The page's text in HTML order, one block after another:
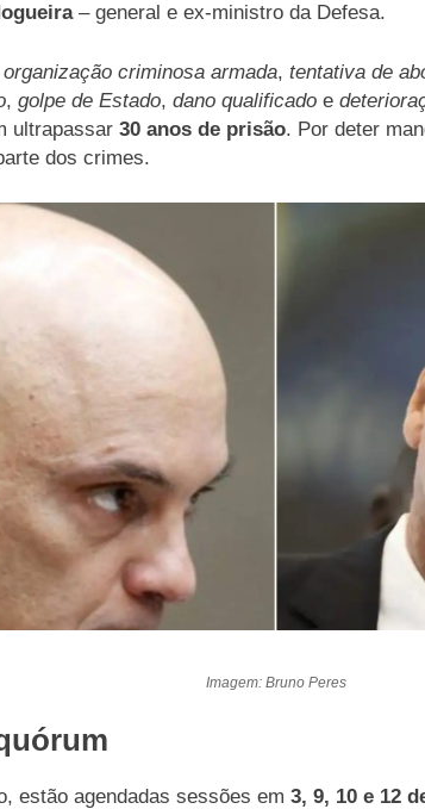
– general e ex-ministro da Defesa.
organização criminosa armada, tentativa de
, golpe de Estado, dano qualificado e
ultrapassar 30 anos de prisão. Por deter
dos crimes.
Imagem: Bruno Peres
estão agendadas sessões em 3, 9, 10 e 12